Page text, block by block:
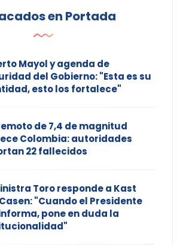
en Portada
Mayol y agenda de
del Gobierno: "Esta es su
esto los fortalece"
de 7,4 de magnitud
Colombia: autoridades
22 fallecidos
Toro responde a Kast
"Cuando el Presidente
pone en duda la